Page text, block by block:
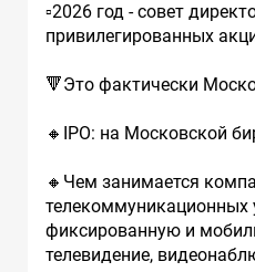
▫️2026 год - совет
привилегированных
🔻Это фактически
🔸IPO: на Московской
🔸Чем занимается
телекоммуникационных
фиксированную и
телевидение,